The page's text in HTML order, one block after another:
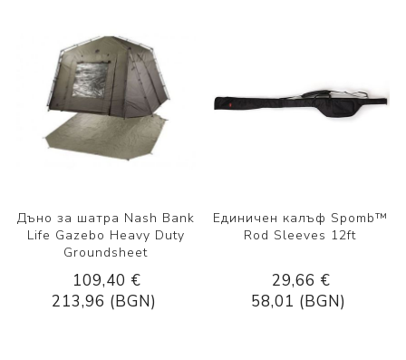
Дъно за шатра Nash Bank
Life Gazebo Heavy Duty
Groundsheet
109,40 €
213,96 (BGN)
Единичен калъф Spomb™
Rod Sleeves 12ft
29,66 €
58,01 (BGN)